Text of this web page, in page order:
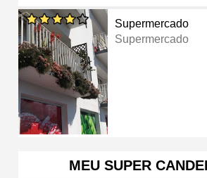
Supermercado
Supermercado
MEU SUPER